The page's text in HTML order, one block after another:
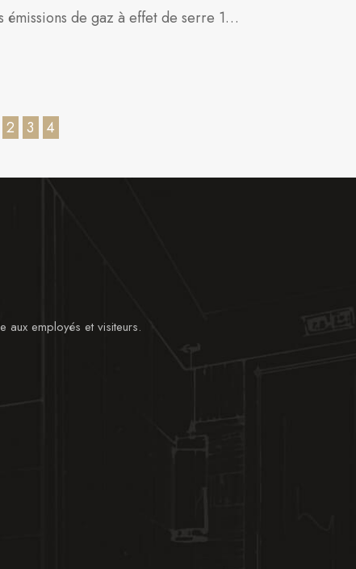
émissions de gaz à effet de serre 1…
2 3 4
aux employés et visiteurs.